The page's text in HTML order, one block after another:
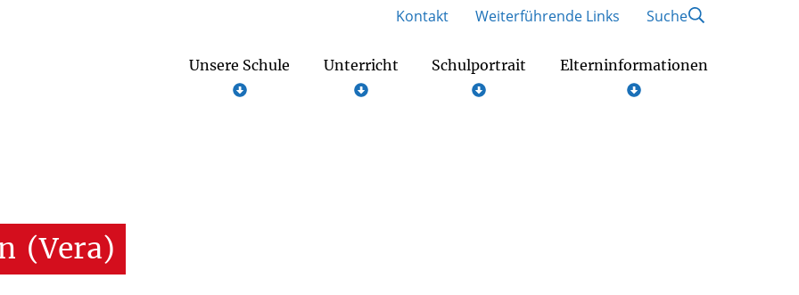
Unsere Schule Unterricht Schulportrait Elterninformationen
Kontakt Weiterführende Links Suche
(Vera)